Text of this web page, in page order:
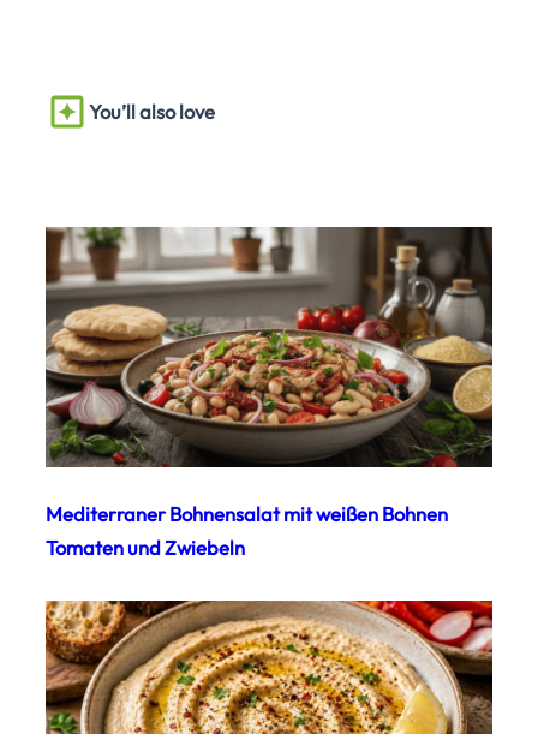
You’ll also love
Mediterraner Bohnensalat mit weißen Bohnen
Tomaten und Zwiebeln